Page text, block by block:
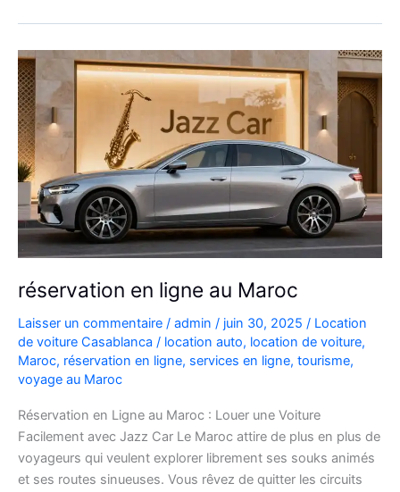
Maroc
sur
Internet
réservation en ligne au Maroc
Laisser un commentaire / admin / juin 30, 2025 / Location
de voiture Casablanca / location auto, location de voiture,
Maroc, réservation en ligne, services en ligne, tourisme,
voyage au Maroc
Réservation en Ligne au Maroc : Louer une Voiture
Facilement avec Jazz Car Le Maroc attire de plus en plus de
voyageurs qui veulent explorer librement ses souks animés
et ses routes sinueuses. Vous rêvez de quitter les circuits